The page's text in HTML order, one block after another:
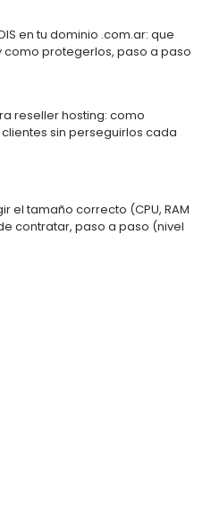
en tu dominio .com.ar: que
como protegerlos, paso a paso
reseller hosting: como
sin perseguirlos cada
el tamaño correcto (CPU, RAM
contratar, paso a paso (nivel